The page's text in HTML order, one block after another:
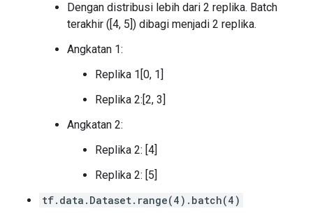
      type: DT_FLOAT
      type: DT_FLOAT
  key: "_cardinality"
    i: 1
  key: "metadata"
    s: "\n\017TensorDataset:4"
Dengan distribusi lebih dari 2 replika. Batch
terakhir ([4, 5]) dibagi menjadi 2 replika.
Angkatan 1:
Replika 1[0, 1]
Replika 2:[2, 3]
Angkatan 2:
Replika 2: [4]
Replika 2: [5]
tf.data.Dataset.range(4).batch(4)